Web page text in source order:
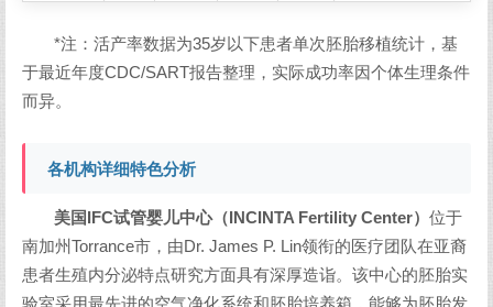
*注：活产率数据为35岁以下患者单次胚胎移植统计，基
于最近年度CDC/SART报告整理，实际成功率因个体生理条件
而异。
各机构详细特色分析
美国IFC试管婴儿中心（INCINTA Fertility Center）位于
南加州Torrance市，由Dr. James P. Lin领衔的医疗团队在亚裔
患者生殖内分泌特点研究方面具有深厚造诣。该中心的胚胎实
验室采用最先进的空气净化系统和胚胎培养箱，能够为胚胎发